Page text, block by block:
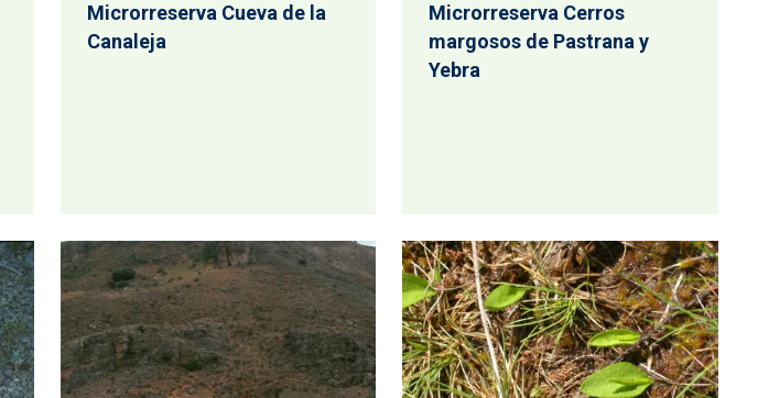
Microrreserva Cueva de la
Canaleja
Microrreserva Cerros
margosos de Pastrana y
Yebra